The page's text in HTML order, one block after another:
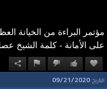
مؤتمر البراءة من الخيانة
على الأمانة - كلمة الشيخ
التاريخ:09/21/2020